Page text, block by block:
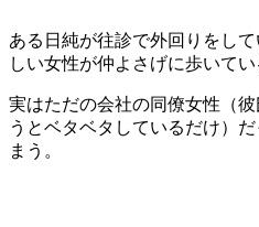
ある日純が往診で外回りをし
しい女性が仲よさげに歩いて
実はただの会社の同僚女性（
うとベタベタしているだけ）
まう。